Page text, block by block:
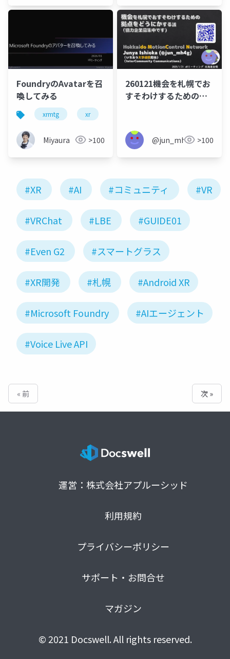
BPO
FoundryのAvatarを召
喚してみる
xrmtg xr
Miyaura >100
260121機会を札幌でお
すそわけするための拠
@jun_mh4g>100
#XR #AI #コミュニティ #VR
#VRChat #LBE #GUIDE01
#Even G2 #スマートグラス
#XR開発 #札幌 #Android XR
#Microsoft Foundry #AIエージェント
#Voice Live API
« 前 次 »
運営：株式会社アプルーシッド
利用規約
プライバシーポリシー
サポート・お問合せ
マガジン
© 2021 Docswell. All rights reserved.